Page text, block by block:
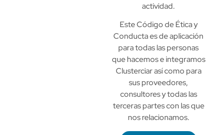
actividad.
Este Código de Ética y
Conducta es de aplicación
para todas las personas
que hacemos e integramos
Clusterciar así como para
sus proveedores,
consultores y todas las
terceras partes con las que
nos relacionamos.